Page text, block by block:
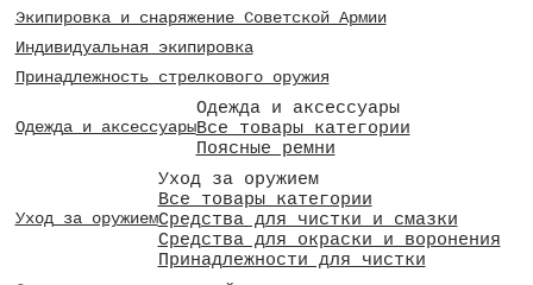
Экипировка и снаряжение Советской Армии
Индивидуальная экипировка
Принадлежность стрелкового оружия
Одежда и аксессуары
Одежда и аксессуары
Все товары категории
Поясные ремни
Уход за оружием
Уход за оружием
Все товары категории
Средства для чистки и смазки
Средства для окраски и воронения
Принадлежности для чистки